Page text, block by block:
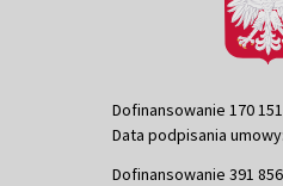
Dofinansowanie 170
Data podpisania
Dofinansowanie 391